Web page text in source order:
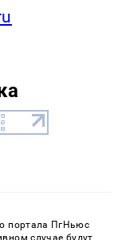
портала ПгНьюс
случае будут